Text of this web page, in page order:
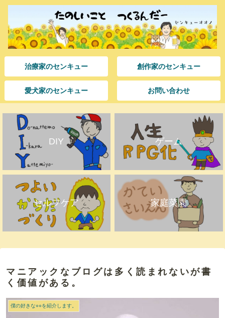
治療家のセンキュー 創作家のセンキュー
愛犬家のセンキュー お問い合わせ
DIY ゲーム
セルフケア 家庭菜園
マニアックなブログは多く読まれないが書
く価値がある。
僕の好きな○○を紹介します。